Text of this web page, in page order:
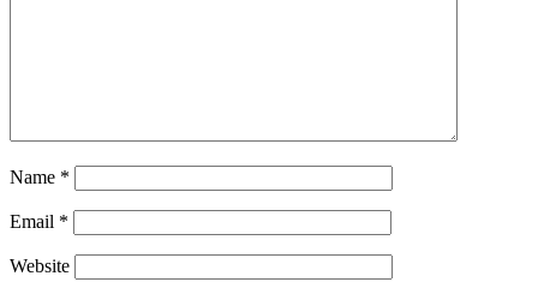
Name *
Email *
Website